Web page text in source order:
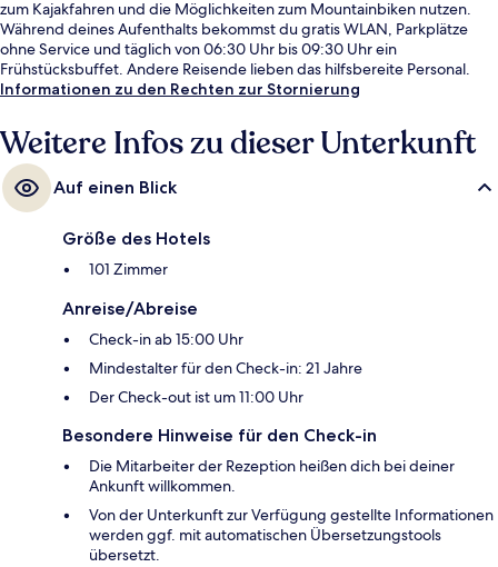
zum Kajakfahren und die Möglichkeiten zum Mountainbiken nutzen.
Während deines Aufenthalts bekommst du gratis WLAN, Parkplätze
ohne Service und täglich von 06:30 Uhr bis 09:30 Uhr ein
Frühstücksbuffet. Andere Reisende lieben das hilfsbereite Personal.
Informationen zu den Rechten zur Stornierung
Weitere Infos zu dieser Unterkunft
Auf einen Blick
Größe des Hotels
101 Zimmer
Anreise/Abreise
Check-in ab 15:00 Uhr
Mindestalter für den Check-in: 21 Jahre
Der Check-out ist um 11:00 Uhr
Besondere Hinweise für den Check-in
Die Mitarbeiter der Rezeption heißen dich bei deiner
Ankunft willkommen.
Von der Unterkunft zur Verfügung gestellte Informationen
werden ggf. mit automatischen Übersetzungstools
übersetzt.